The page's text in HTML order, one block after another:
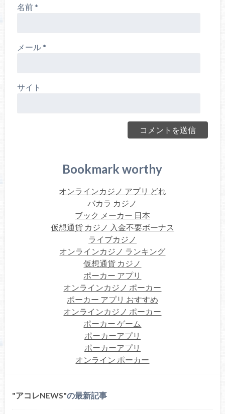
名前*
メール*
サイト
Bookmark worthy
オンラインカジノ アプリ どれ
バカラ カジノ
ブック メーカー 日本
仮想通貨 カジノ 入金不要ボーナス
ライブカジノ
オンラインカジノ ランキング
仮想通貨 カジノ
ポーカー アプリ
オンラインカジノ ポーカー
ポーカー アプリ おすすめ
オンラインカジノ ポーカー
ポーカー ゲーム
ポーカーアプリ
ポーカーアプリ
オンライン ポーカー
アコレNEWS の最新記事